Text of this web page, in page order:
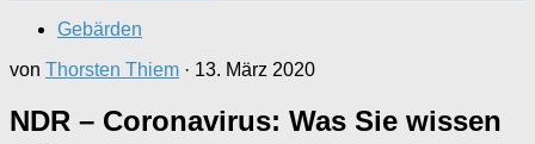
Gebärden
von Thorsten Thiem · 13. März 2020
NDR – Coronavirus: Was Sie wissen